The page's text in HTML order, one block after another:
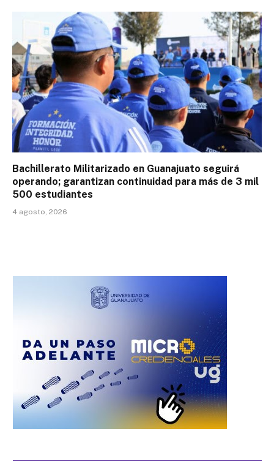
Bachillerato Militarizado en Guanajuato seguirá
operando; garantizan continuidad para más de 3 mil
500 estudiantes
4 agosto, 2026